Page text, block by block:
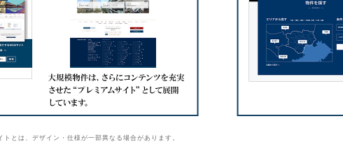
とは、デザイン・仕様が一部異なる場合があります。